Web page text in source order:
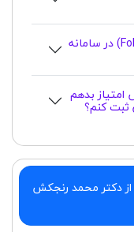
آیا امکان ارسال گزارش درمان (Follow-up) در سامانه
بدهم
ثبت کنم؟
از دکتر محمد رنجکش